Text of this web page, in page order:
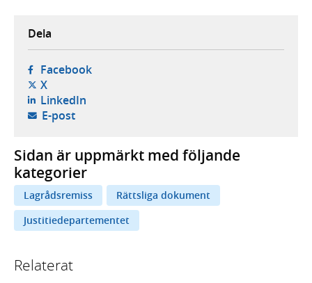
Dela
Facebook- öppnas i ny flik, extern webbplats,
X- öppnas i ny flik, extern webbplats,
LinkedIn- öppnas i ny flik, extern webbplats,
E-post- öppnar din e-postklient,
Sidan är uppmärkt med följande
kategorier
Lagrådsremiss
Rättsliga dokument
Justitiedepartementet
Relaterat